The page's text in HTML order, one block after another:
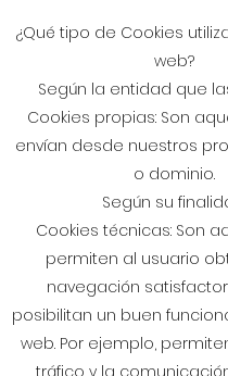
¿Qué tipo de Cookies
web?
Según la entidad que
Cookies propias: Son
envían desde nuestros
o dominio.
Según su
Cookies técnicas: Son
permiten al usuario
navegación
posibilitan un buen
web. Por ejemplo,
tráfico y la